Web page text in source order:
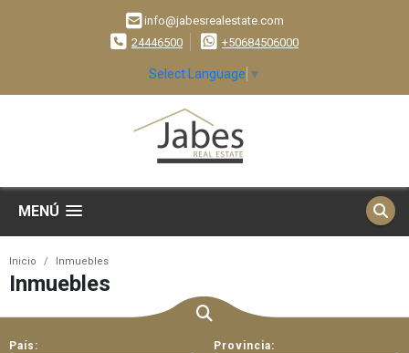
info@jabesrealestate.com
24446500
+50684506000
Select Language ▼
MENÚ
Inicio Inmuebles
Inmuebles
País: Provincia: